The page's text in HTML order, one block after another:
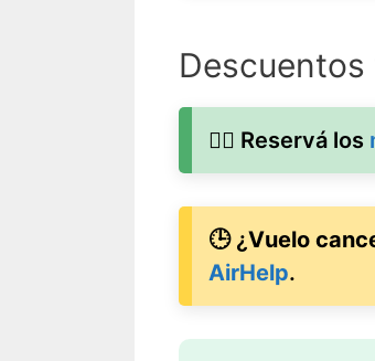
🚶‍♂️ Reservá los
🕒 ¿Vuelo
AirHelp.